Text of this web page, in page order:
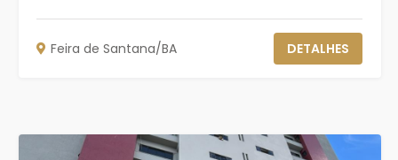
Feira de Santana/BA DETALHES